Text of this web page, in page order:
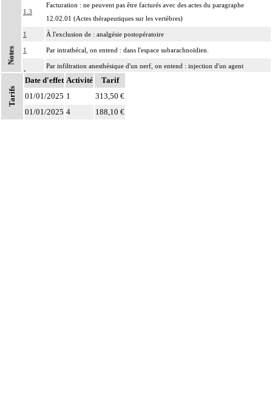
Notes
1.3
Facturation : ne peuvent pas être facturés avec des actes du paragraphe
12.02.01 (Actes thérapeutiques sur les vertèbres)
1 À l'exclusion de : analgésie postopératoire
1 Par intrathécal, on entend : dans l'espace subarachnoïdien.
1
Par infiltration anesthésique d'un nerf, on entend : injection d'un agent
pharmacologique au contact d'un nerf, par voie transcutanée.
1
Par bloc anesthésique continu d'un nerf, on entend : injection d'un agent
pharmacologique au contact d'un nerf avec pose d'un cathéter, par voie
Tarifs
Date d'effet Activité
Tarif
01/01/2025 1
313,50 €
01/01/2025 4 188,10 €